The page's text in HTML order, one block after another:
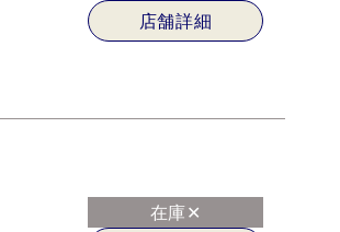
店舗詳細
在庫✕